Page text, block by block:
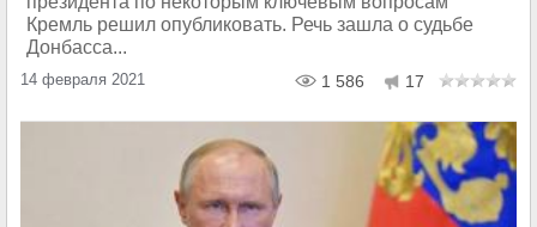
Кремль решил опубликовать. Речь зашла о судьбе
Донбасса...
14 февраля 2021 1 586 17